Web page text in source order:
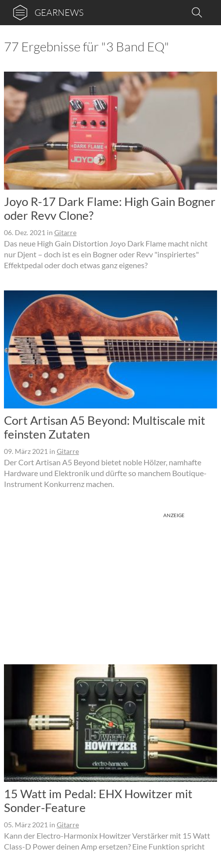
GEARNEWS
77 Ergebnisse für "3 Band EQ"
Joyo R-17 Dark Flame: High Gain Bogner
oder Revv Clone?
06. Dez. 2021 in Gitarre
Das neue High Gain Distortion Joyo Dark Flame macht nicht
nur Djent – doch ist es ein Bogner oder Revv "inspiriertes"
Effektpedal oder doch etwas ganz eigenes?
Cort Artisan A5 Beyond: Multiscale mit
feinsten Zutaten
09. März 2021 in Gitarre
Der Cort Artisan A5 Beyond bietet noble Hölzer, namhafte
Hardware und Elektronik und dürfte so manchem Boutique-
Instrument Konkurrenz machen.
ANZEIGE
15 Watt im Pedal: EHX Howitzer mit
Sonder-Feature
05. März 2021 in Gitarre
Kann der Electro-Harmonix Howitzer Verstärker mit 15 Watt
Class-D Power deinen Amp ersetzen? Eine Funktion spricht